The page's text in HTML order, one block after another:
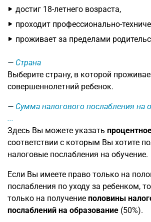
достиг 18-летнего возраста,
проходит профессионально-
проживает за пределами
Страна
Выберите страну, в которой
совершеннолетний ребенок.
Сумма налогового послабления на
...
Здесь Вы можете указать
соответствии с которым Вы хотите
налоговые послабления на обучение.
Если Вы имеете право только на
послабления по уходу за ребенком,
только на получение половины
послаблений на образование (50%).